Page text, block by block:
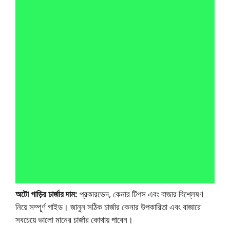
অটো গাড়ির চার্জার দাম: প্রকারভেদ, কেনার টিপস এবং বাজার বিশ্লেষণ
নিয়ে সম্পূর্ণ গাইড। জানুন সঠিক চার্জার কেনার উপকারিতা এবং বাজারে
সবচেয়ে ভালো মানের চার্জার কোথায় পাবেন।